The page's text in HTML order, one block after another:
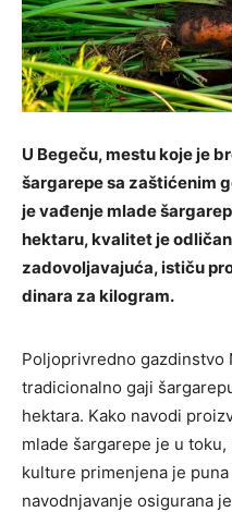
U Begeču, mestu koje je
šargarepe sa zaštićenim
je vađenje mlade
hektaru, kvalitet je
zadovoljavajuća, ističu
dinara za kilogram.
Poljoprivredno gazdinstvo
tradicionalno gaji
hektara. Kako navodi
mlade šargarepe je u
kulture primenjena je
navodnjavanje osigurana